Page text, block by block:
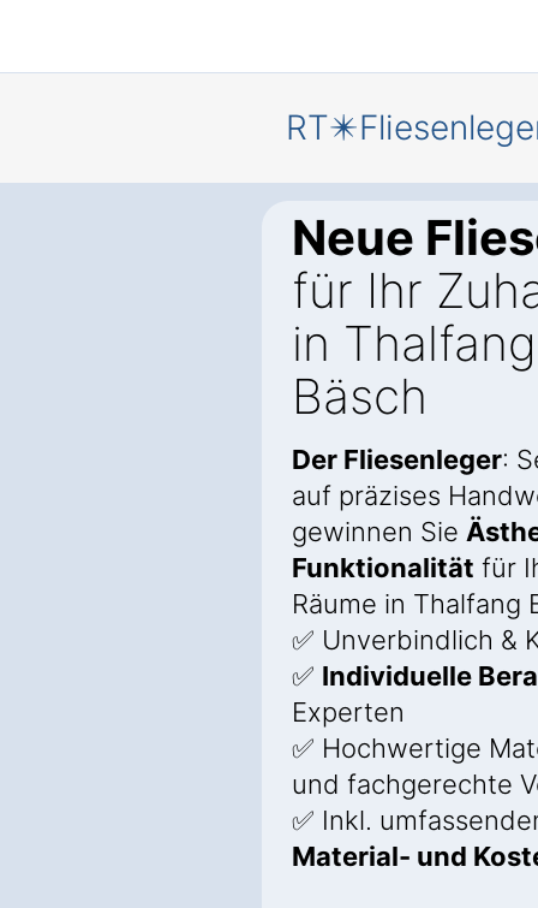
Neue
für Ihr
in Thalfang
Bäsch
Der Fliesenleger:
auf präzises
gewinnen Sie
Funktionalität für
Räume in Thalfang
✅ Unverbindlich &
✅ Individuelle
Experten
✅ Hochwertige
und fachgerechte
✅ Inkl.
Material- und